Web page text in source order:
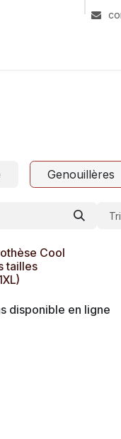
Genouillères
Cool
tailles
disponible en ligne